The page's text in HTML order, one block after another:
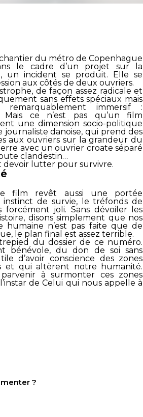
du métro de Copenhague
le cadre d’un projet sur la
un incident se produit. Elle se
aux côtés de deux ouvriers.
de façon assez radicale et
sans effets spéciaux mais
immersif :
Mais ce n’est pas qu’un film
une dimension socio-politique
journaliste danoise, qui prend des
aux ouvriers sur la grandeur du
avec un ouvrier croate séparé
clandestin…
devoir lutter pour survivre.
film revêt aussi une portée
de survie, le tréfonds de
forcément joli. Sans dévoiler les
disons simplement que nos
n’est pas faite que de
le plan final est assez terrible.
du dossier de ce numéro.
bénévole, du don de soi sans
d’avoir conscience des zones
et qui altèrent notre humanité.
à surmonter ces zones
de Celui qui nous appelle à
?